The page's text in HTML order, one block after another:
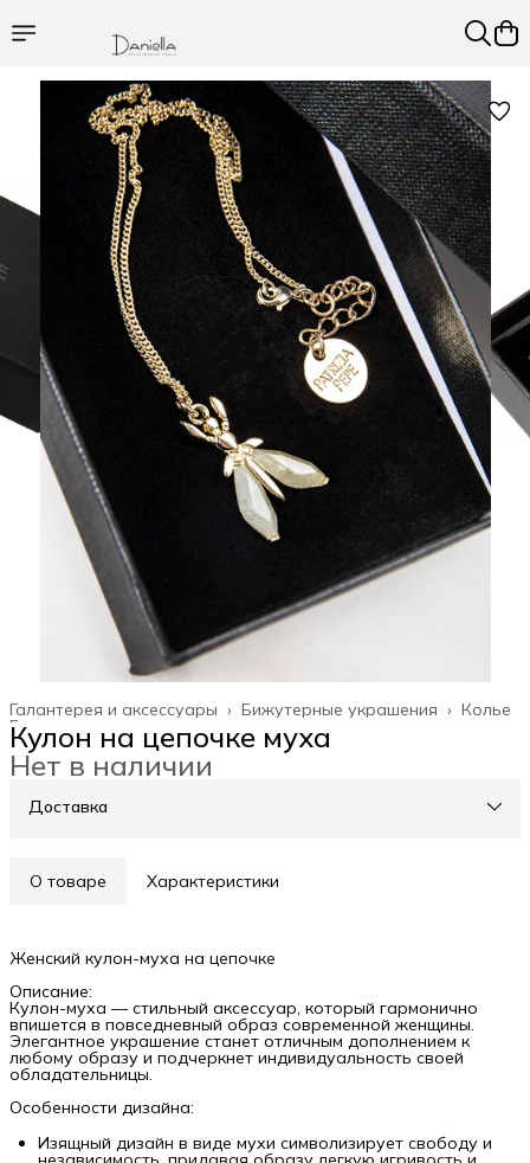
Колье
Бижутерные украшения ›
Галантерея и аксессуары ›
Главная
Кулон на цепочке муха
Нет в наличии
Доставка
О товаре Характеристики
Женский кулон-муха на цепочке
Описание:
Кулон-муха — стильный аксессуар, который гармонично
впишется в повседневный образ современной женщины.
Элегантное украшение станет отличным дополнением к
любому образу и подчеркнет индивидуальность своей
обладательницы.
Особенности дизайна:
Изящный дизайн в виде мухи символизирует свободу и